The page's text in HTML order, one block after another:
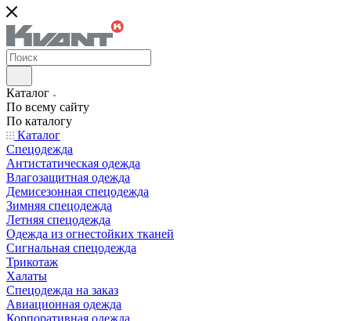
Каталог
По всему сайту
По каталогу
Каталог
Спецодежда
Антистатическая одежда
Влагозащитная одежда
Демисезонная спецодежда
Зимняя спецодежда
Летняя спецодежда
Одежда из огнестойких тканей
Сигнальная спецодежда
Трикотаж
Халаты
Спецодежда на заказ
Авиационная одежда
Корпоративная одежда